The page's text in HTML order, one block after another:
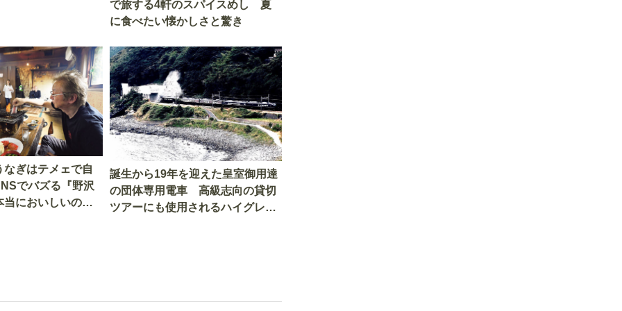
で旅する4軒のスパイスめし 夏
に食べたい懐かしさと驚き
なぎはテメェで自
でバズる『野沢
当においしいの
誕生から19年を迎えた皇室御用達
の団体専用電車 高級志向の貸切
ツアーにも使用されるハイグレー